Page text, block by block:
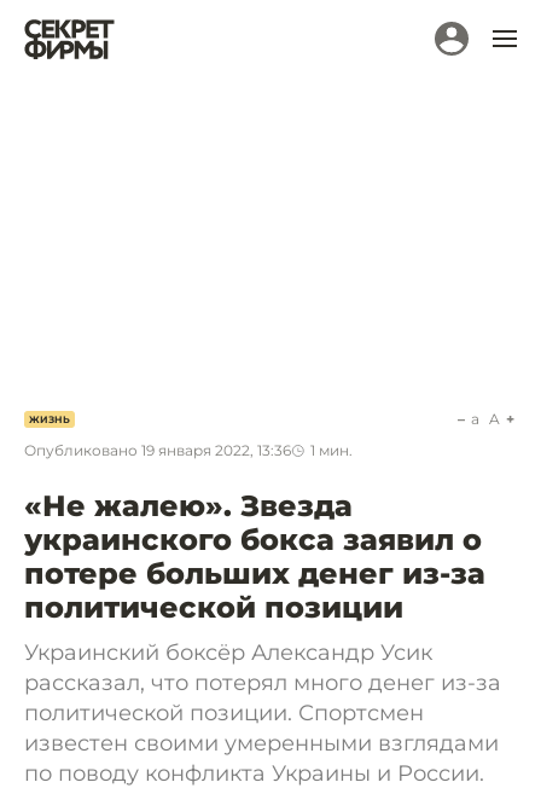
ЖИЗНЬ
Опубликовано 19 января 2022, 13:36 1 мин.
a A
«Не жалею». Звезда
украинского бокса заявил о
потере больших денег из-за
политической позиции
Украинский боксёр Александр Усик
рассказал, что потерял много денег из-за
политической позиции. Спортсмен
известен своими умеренными взглядами
по поводу конфликта Украины и России.